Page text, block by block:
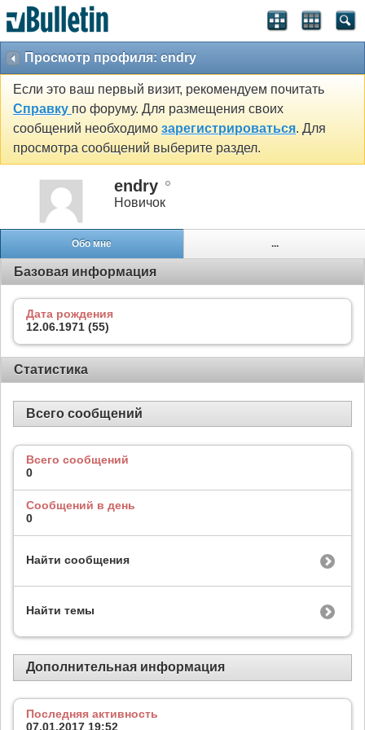
Просмотр профиля: endry
Если это ваш первый визит, рекомендуем почитать
Справку по форуму. Для размещения своих
сообщений необходимо зарегистрироваться. Для
просмотра сообщений выберите раздел.
endry
Новичок
Обо мне ...
Базовая информация
Дата рождения
12.06.1971 (55)
Статистика
Всего сообщений
Всего сообщений
0
Сообщений в день
0
Найти сообщения
Найти темы
Дополнительная информация
Последняя активность
07.01.2017 19:52